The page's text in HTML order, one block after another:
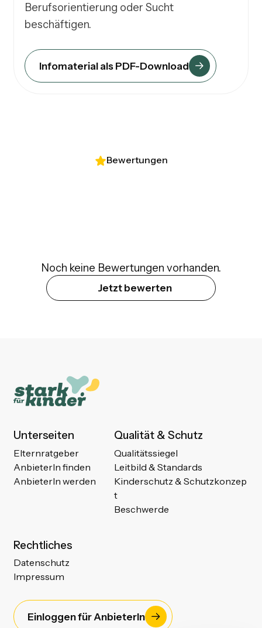
Berufsorientierung oder Sucht
Infomaterial als PDF-Download
Bewertungen
Noch keine Bewertungen vorhanden.
Jetzt bewerten
Unterseiten
Elternratgeber
AnbieterIn finden
AnbieterIn werden
Qualität & Schutz
Qualitätssiegel
Leitbild & Standards
Kinderschutz & Schutzkonzep
t
Beschwerde
Rechtliches
Datenschutz
Impressum
Einloggen für AnbieterIn